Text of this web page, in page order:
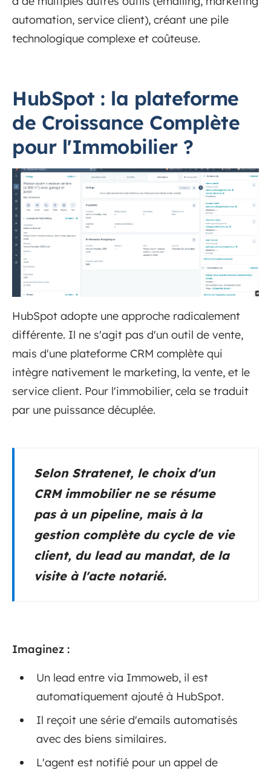
automation, service client), créant une pile
technologique complexe et coûteuse.
HubSpot : la plateforme
de Croissance Complète
pour l'Immobilier ?
HubSpot adopte une approche radicalement
différente. Il ne s'agit pas d'un outil de vente,
mais d'une plateforme CRM complète qui
intègre nativement le marketing, la vente, et le
service client. Pour l'immobilier, cela se traduit
par une puissance décuplée.
Selon Stratenet, le choix d'un
CRM immobilier ne se résume
pas à un pipeline, mais à la
gestion complète du cycle de vie
client, du lead au mandat, de la
visite à l'acte notarié.
Imaginez :
Un lead entre via Immoweb, il est
automatiquement ajouté à HubSpot.
Il reçoit une série d'emails automatisés
avec des biens similaires.
L'agent est notifié pour un appel de